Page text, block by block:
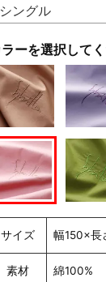
ラーを選択して
サイズ 幅150×長
素材 綿100%